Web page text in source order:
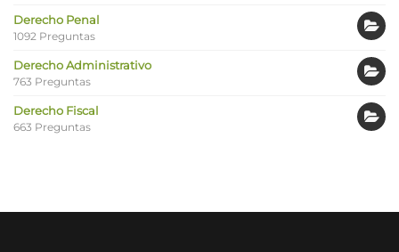
Derecho Penal
1092 Preguntas
Derecho Administrativo
763 Preguntas
Derecho Fiscal
663 Preguntas